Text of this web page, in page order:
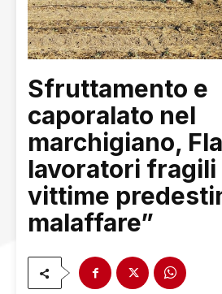
Sfruttamento e
caporalato nel
marchigiano,
lavoratori fragili
vittime
malaffare”